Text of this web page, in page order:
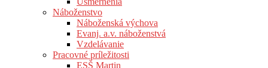
Náboženstvo
Náboženská výchova
Evanj. a.v. náboženstvá
Vzdelávanie
Pracovné príležitosti
ESŠ Martin